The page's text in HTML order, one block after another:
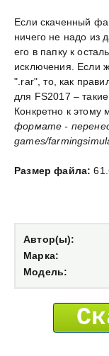
Если скаченный
ничего не надо из
его в папку к
исключения. Если
".rar", то, как
для FS2017 –
Конкретно к этому
формате -
games/
Размер файла:
Автор(ы):
Марка:
Модель: